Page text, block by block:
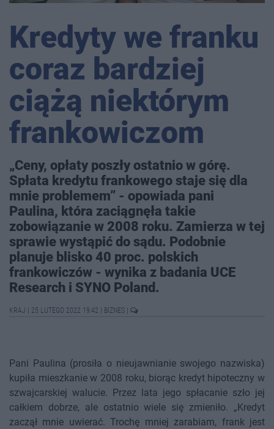
Kredyty we franku
coraz bardziej
ciążą niektórym
frankowiczom
„Ceny, opłaty poszły ostatnio w górę.
Spłata kredytu frankowego staje się dla
mnie problemem” - opowiada pani
Paulina, która zaciągnęła takie
zobowiązanie w 2008 roku. Zamierza w tej
sprawie wystąpić do sądu. Podobnie
planuje blisko 40 proc. polskich
frankowiczów - wynika z badania UCE
Research i SYNO Poland.
KRAJ 25 LUTEGO 2022 19:42 BIZNES
Pani Paulina (prosiła o nieujawnianie swojego nazwiska)
kupiła mieszkanie w 2008 roku, biorąc kredyt hipoteczny w
szwajcarskiej walucie. Przez lata jego spłacanie szło jej
całkiem dobrze, ale ostatnio wiele się zmieniło. „Kredyt
zaczął mnie uwierać. Trochę mniej zarabiam, frank jest